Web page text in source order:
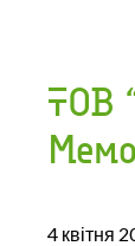
ТОВ
4 квітня